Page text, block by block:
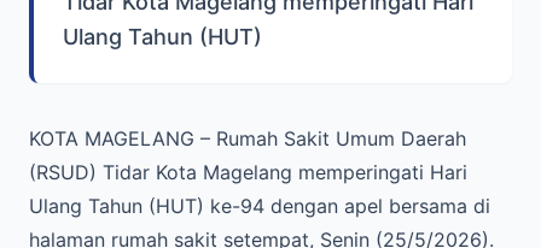
Ulang Tahun (HUT)
KOTA MAGELANG – Rumah Sakit Umum Daerah
(RSUD) Tidar Kota Magelang memperingati Hari
Ulang Tahun (HUT) ke-94 dengan apel bersama di
halaman rumah sakit setempat, Senin (25/5/2026).